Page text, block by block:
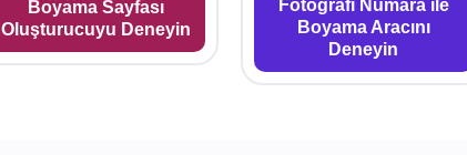
Boyama Sayfası
Oluşturucuyu Deneyin
Fotoğrafı Numara ile
Boyama Aracını
Deneyin